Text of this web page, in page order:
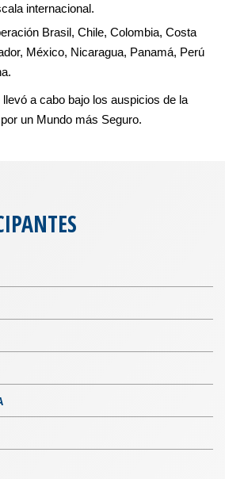
internacional.
Brasil, Chile, Colombia, Costa
México, Nicaragua, Panamá, Perú
a cabo bajo los auspicios de la
un Mundo más Seguro.